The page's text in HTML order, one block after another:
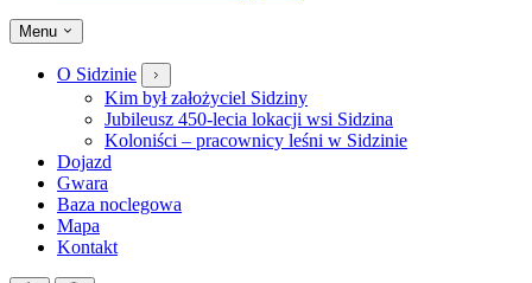
Menu
O Sidzinie
Kim był założyciel Sidziny
Jubileusz 450-lecia lokacji wsi Sidzina
Koloniści – pracownicy leśni w Sidzinie
Dojazd
Gwara
Baza noclegowa
Mapa
Kontakt